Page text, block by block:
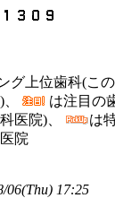
グ上位歯科(こ
は注目の
医院)、
は
院
06(Thu) 17:25